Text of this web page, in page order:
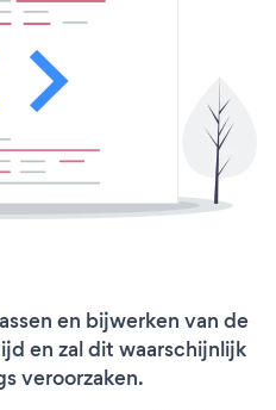
en bijwerken van de
en zal dit waarschijnlijk
veroorzaken.